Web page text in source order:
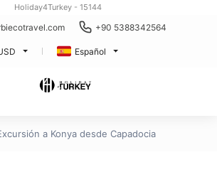
Holiday4Turkey - 15144
+90 5388342564
Español
a Konya desde Capadocia